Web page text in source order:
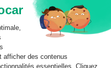
la base de donnée
Il est interdit d’exploiter les
de laisser un tiers les
à un tiers, sans accord
constitue une violation des